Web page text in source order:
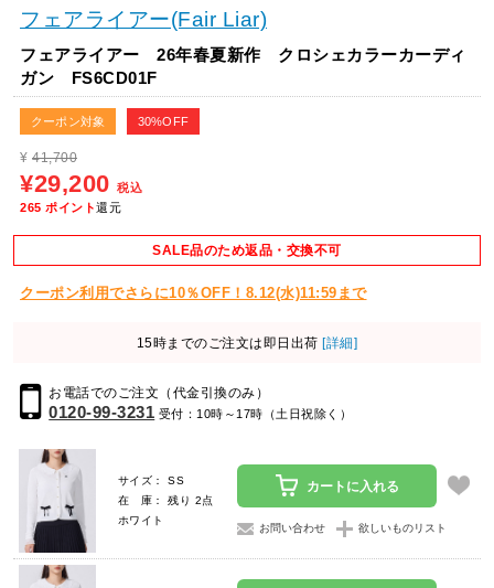
フェアライアー(Fair Liar)
フェアライアー 26年春夏新作 クロシェカラーカーディ
ガン FS6CD01F
クーポン対象 30%OFF
¥ 41,700
¥29,200 税込
265 ポイント還元
SALE品のため返品・交換不可
クーポン利用でさらに10％OFF！8.12(水)11:59まで
15時までのご注文は即日出荷 [詳細]
お電話でのご注文（代金引換のみ）
0120-99-3231 受付：10時～17時（土日祝除く）
サイズ： SS
在 庫： 残り 2点
ホワイト
カートに入れる
お問い合わせ 欲しいものリスト